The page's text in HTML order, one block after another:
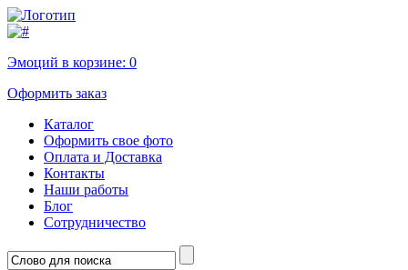
Эмоций в корзине: 0
Оформить заказ
Каталог
Оформить свое фото
Оплата и Доставка
Контакты
Наши работы
Блог
Сотрудничество